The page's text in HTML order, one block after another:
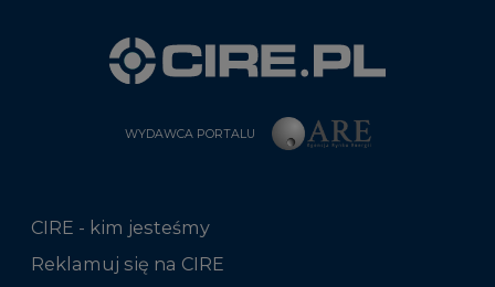
WYDAWCA PORTALU
CIRE - kim jesteśmy
Reklamuj się na CIRE